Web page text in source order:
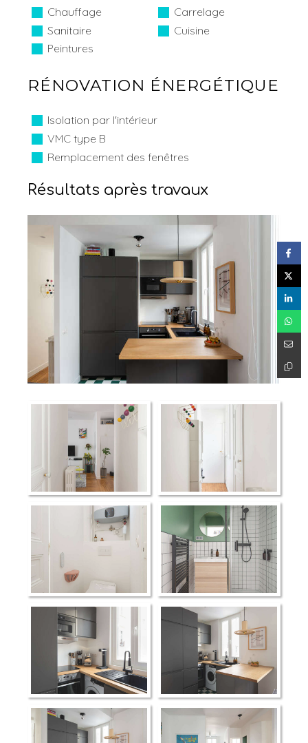
Chauffage
Carrelage
Sanitaire
Cuisine
Peintures
RÉNOVATION ÉNERGÉTIQUE
Isolation par l'intérieur
VMC type B
Remplacement des fenêtres
Résultats après travaux